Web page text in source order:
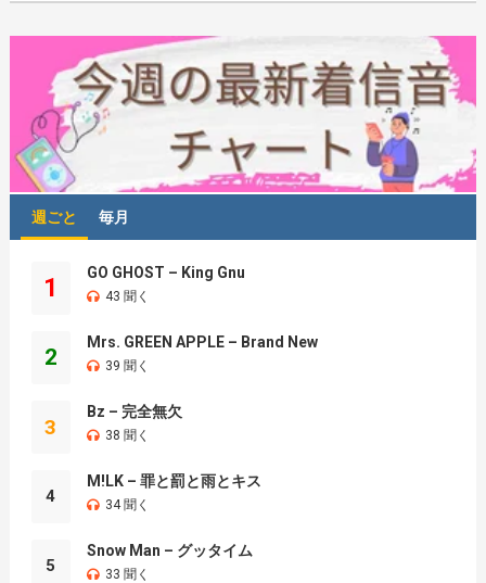
週ごと 毎月
1
GO GHOST – King Gnu
43 聞く
2
Mrs. GREEN APPLE – Brand New
39 聞く
3
Bz – 完全無欠
38 聞く
4
M!LK – 罪と罰と雨とキス
34 聞く
5
Snow Man – グッタイム
33 聞く